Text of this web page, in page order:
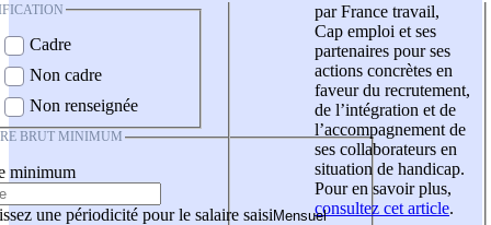
Cadre
Non cadre
Non renseignée
BRUT MINIMUM
minimum
une périodicité pour le salaire saisi
par France travail,
Cap emploi et ses
partenaires pour ses
actions concrètes en
faveur du recrutement,
de l’intégration et de
l’accompagnement de
ses collaborateurs en
situation de handicap.
Pour en savoir plus,
consultez cet article.